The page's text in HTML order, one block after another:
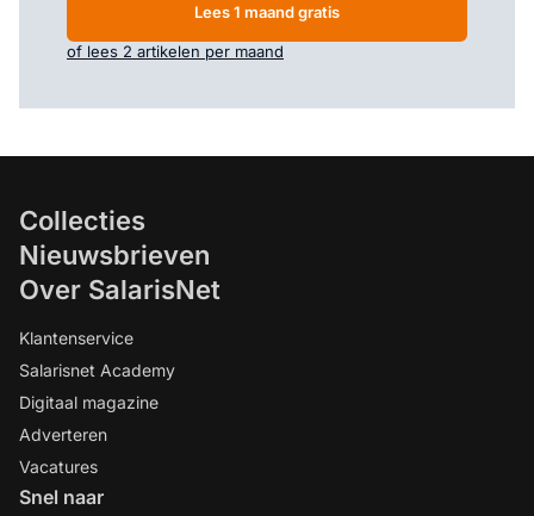
Lees 1 maand gratis
of lees 2 artikelen per maand
Collecties
Nieuwsbrieven
Over SalarisNet
Klantenservice
Salarisnet Academy
Digitaal magazine
Adverteren
Vacatures
Snel naar